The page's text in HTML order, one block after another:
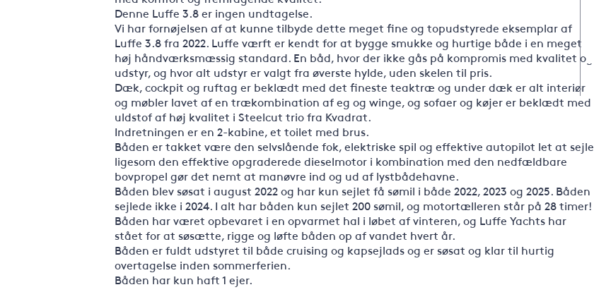
Denne Luffe 3.8 er ingen undtagelse.
Vi har fornøjelsen af at kunne tilbyde dette meget fine og topudstyrede eksemplar af
Luffe 3.8 fra 2022. Luffe værft er kendt for at bygge smukke og hurtige både i en meget
høj håndværksmæssig standard. En båd, hvor der ikke gås på kompromis med kvalitet og
udstyr, og hvor alt udstyr er valgt fra øverste hylde, uden skelen til pris.
Dæk, cockpit og ruftag er beklædt med det fineste teaktræ og under dæk er alt interiør
og møbler lavet af en trækombination af eg og winge, og sofaer og køjer er beklædt med
uldstof af høj kvalitet i Steelcut trio fra Kvadrat.
Indretningen er en 2-kabine, et toilet med brus.
Båden er takket være den selvslående fok, elektriske spil og effektive autopilot let at sejle
ligesom den effektive opgraderede dieselmotor i kombination med den nedfældbare
bovpropel gør det nemt at manøvre ind og ud af lystbådehavne.
Båden blev søsat i august 2022 og har kun sejlet få sømil i både 2022, 2023 og 2025. Båden
sejlede ikke i 2024. I alt har båden kun sejlet 200 sømil, og motortælleren står på 28 timer!
Båden har været opbevaret i en opvarmet hal i løbet af vinteren, og Luffe Yachts har
stået for at søsætte, rigge og løfte båden op af vandet hvert år.
Båden er fuldt udstyret til både cruising og kapsejlads og er søsat og klar til hurtig
overtagelse inden sommerferien.
Båden har kun haft 1 ejer.